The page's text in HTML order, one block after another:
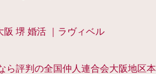
阪 堺 婚活 ｜ラヴィベル
ら評判の全国仲人連合会大阪地区本